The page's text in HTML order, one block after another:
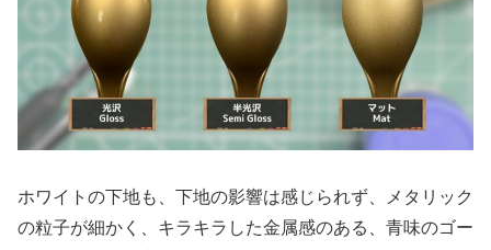
ホワイトの下地も、下地の影響は感じられず、メタリック
の粒子が細かく、キラキラした金属感のある、青味のゴー